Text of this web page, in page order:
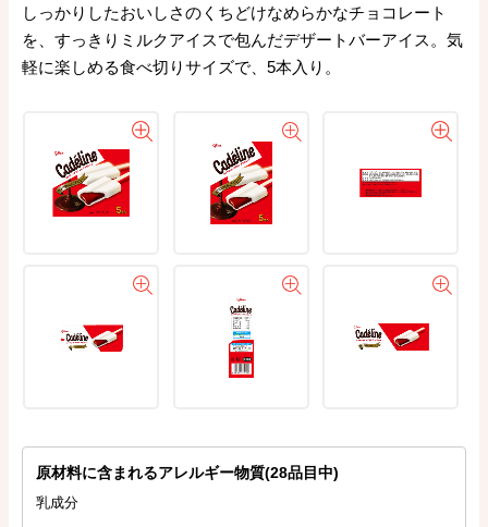
しっかりしたおいしさのくちどけなめらかなチョコレート
を、すっきりミルクアイスで包んだデザートバーアイス。気
軽に楽しめる食べ切りサイズで、5本入り。
原材料に含まれるアレルギー物質(28品目中)
乳成分